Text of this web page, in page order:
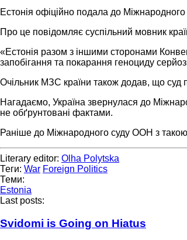
Естонія офіційно подала до
Про це повідомляє суспільний мовник
«Естонія разом з іншими сторонами
запобігання та покарання геноциду
Очільник МЗС країни також додав, що суд
Нагадаємо, Україна звернулася до
не обґрунтовані фактами.
Раніше до Міжнародного суду ООН з
Literary editor: Olha Polytska
Теги: War Foreign Politics
Теми:
Estonia
Last posts:
Svidomi is Going on Hiatus